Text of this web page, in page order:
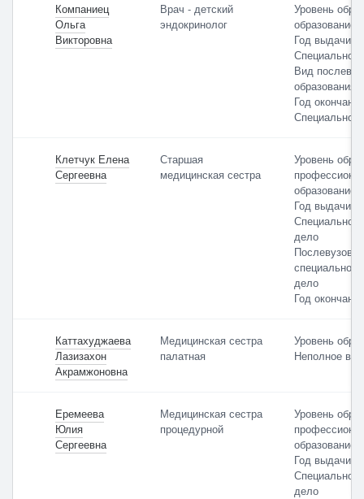
Компаниец
Ольга
Викторовна
Врач - детский
эндокринолог
Уровень
образование
Год выдачи:
Вид
Год
Клетчук Елена
Сергеевна
Старшая
медицинская сестра
Уровень
образование
Год выдачи:
дело
дело
Год
Каттахуджаева
Лазизахон
Акрамжоновна
Медицинская сестра
палатная
Уровень
Неполное
Еремеева
Юлия
Сергеевна
Медицинская сестра
процедурной
Уровень
образование
Год выдачи:
дело